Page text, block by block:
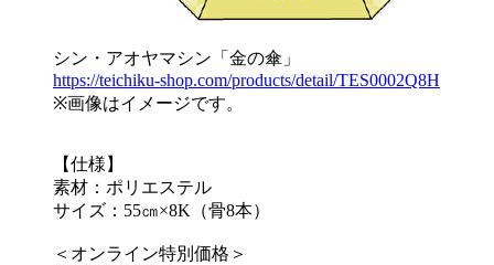
シン・アオヤマシン「金の傘」
https://teichiku-shop.com/products/detail/TES0002Q8H
※画像はイメージです。
【仕様】
素材：ポリエステル
サイズ：55㎝×8K（骨8本）
＜オンライン特別価格＞